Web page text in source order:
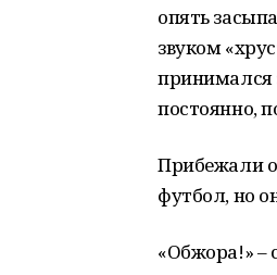
опять
звуком
принимался
постоянно,
Прибежали
футбол, но
«Обжора!» –